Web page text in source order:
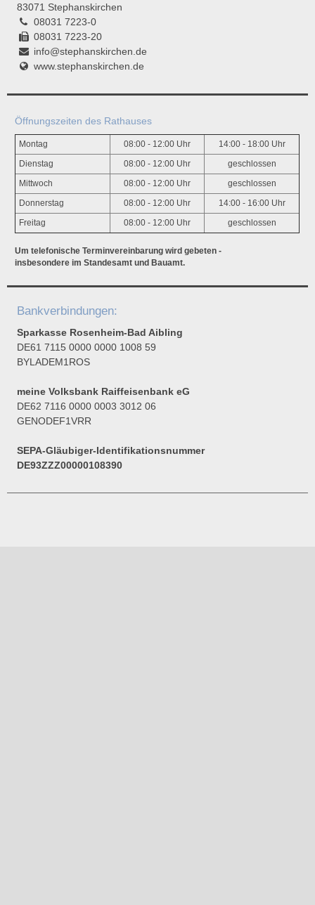
83071 Stephanskirchen
08031 7223-0
08031 7223-20
info@stephanskirchen.de
www.stephanskirchen.de
Öffnungszeiten des Rathauses
Montag 08:00 - 12:00 Uhr 14:00 - 18:00 Uhr
Dienstag 08:00 - 12:00 Uhr geschlossen
Mittwoch 08:00 - 12:00 Uhr geschlossen
Donnerstag 08:00 - 12:00 Uhr 14:00 - 16:00 Uhr
Freitag 08:00 - 12:00 Uhr geschlossen
Um telefonische Terminvereinbarung wird gebeten -
insbesondere im Standesamt und Bauamt.
Bankverbindungen:
Sparkasse Rosenheim-Bad Aibling
DE61 7115 0000 0000 1008 59
BYLADEM1ROS
meine Volksbank Raiffeisenbank eG
DE62 7116 0000 0003 3012 06
GENODEF1VRR
SEPA-Gläubiger-Identifikationsnummer
DE93ZZZ00000108390